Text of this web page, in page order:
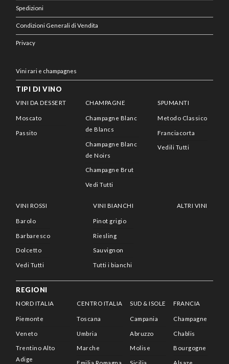
Spedizioni
Condizioni Generali di Vendita
Privacy
Vini rari e champagnes
TIPI DI VINO
VINI DA DESSERT
Moscato
Passito
CHAMPAGNE
Champagne Blanc
de Blancs
Champagne Blanc
de Noirs
Champagne Brut
Vedi Tutti
SPUMANTI
Metodo Classico
Franciacorta
Vedili Tutti
VINI ROSSI
Barolo
Barbaresco
Dolcetto
Vedi Tutti
VINI BIANCHI
Pinot grigio
Riesling
Sauvignon
Tutti i bianchi
ALTRI VINI
REGIONI
NORD ITALIA
Piemonte
Veneto
Trentino Alto
Adige
CENTRO ITALIA
Toscana
Umbria
Marche
SUD & ISOLE
Campania
Abruzzo
Molise
FRANCIA
Champagne
Chablis
Bourgogne